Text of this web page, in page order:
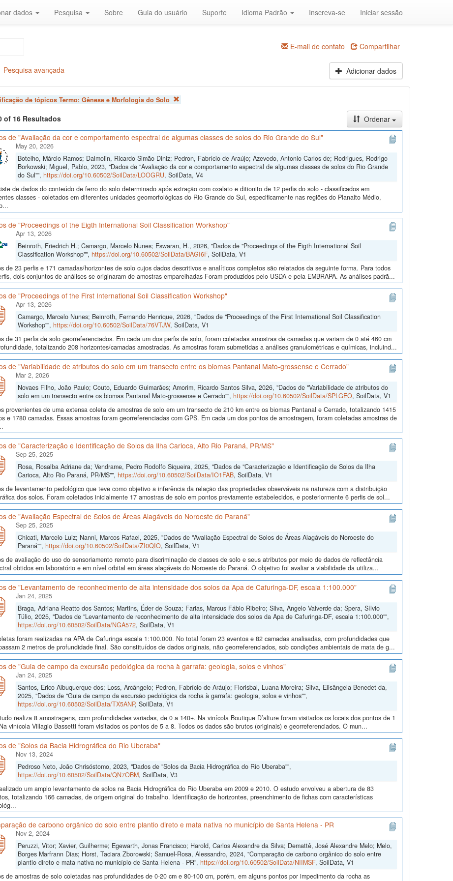
dados Pesquisa Sobre Guia do usuário Suporte Idioma Padrão Inscreva-se Iniciar sessão
E-mail de contato Compartilhar
Pesquisa avançada Adicionar dados
de tópicos Termo: Gênese e Morfologia do Solo
of 16 Resultados
Ordenar
de "Avaliação da cor e comportamento espectral de algumas classes de solos do Rio Grande do Sul"
May 20, 2026
Botelho, Márcio Ramos; Dalmolin, Ricardo Simão Diniz; Pedron, Fabrício de Araújo; Azevedo, Antonio Carlos de; Rodrigues, Rodrigo
Borkowski; Miguel, Pablo, 2023, "Dados de "Avaliação da cor e comportamento espectral de algumas classes de solos do Rio Grande
do Sul"", https://doi.org/10.60502/SoilData/LOOGRU, SoilData, V4
de dados do conteúdo de ferro do solo determinado após extração com oxalato e ditionito de 12 perfis do solo - classificados em
classes - coletados em diferentes unidades geomorfológicas do Rio Grande do Sul, especificamente nas regiões do Planalto Médio,
de "Proceedings of the Eigth International Soil Classification Workshop"
Apr 13, 2026
Beinroth, Friedrich H.; Camargo, Marcelo Nunes; Eswaran, H., 2026, "Dados de "Proceedings of the Eigth International Soil
Classification Workshop"", https://doi.org/10.60502/SoilData/BAGI6F, SoilData, V1
de 23 perfis e 171 camadas/horizontes de solo cujos dados descritivos e analíticos completos são relatados da seguinte forma. Para todos
dois conjuntos de análises se originaram de amostras emparelhadas Foram produzidos pelo USDA e pela EMBRAPA. As análises padrã...
de "Proceedings of the First International Soil Classification Workshop"
Apr 13, 2026
Camargo, Marcelo Nunes; Beinroth, Fernando Henrique, 2026, "Dados de "Proceedings of the First International Soil Classification
Workshop"", https://doi.org/10.60502/SoilData/76VTJW, SoilData, V1
de 31 perfis de solo georreferenciados. Em cada um dos perfis de solo, foram coletadas amostras de camadas que variam de 0 até 460 cm
totalizando 208 horizontes/camadas amostradas. As amostras foram submetidas a análises granulométricas e químicas, incluind...
de "Variabilidade de atributos do solo em um transecto entre os biomas Pantanal Mato-grossense e Cerrado"
Mar 2, 2026
Novaes Filho, João Paulo; Couto, Eduardo Guimarães; Amorim, Ricardo Santos Silva, 2026, "Dados de "Variabilidade de atributos do
solo em um transecto entre os biomas Pantanal Mato-grossense e Cerrado"", https://doi.org/10.60502/SoilData/SPLGEO, SoilData, V1
provenientes de uma extensa coleta de amostras de solo em um transecto de 210 km entre os biomas Pantanal e Cerrado, totalizando 1415
e 1780 camadas. Essas amostras foram georreferenciadas com GPS. Em cada um dos pontos de amostragem, foram coletadas amostras de
de "Caracterização e Identificação de Solos da Ilha Carioca, Alto Rio Paraná, PR/MS"
Sep 25, 2025
Rosa, Rosalba Adriane da; Vendrame, Pedro Rodolfo Siqueira, 2025, "Dados de "Caracterização e Identificação de Solos da Ilha
Carioca, Alto Rio Paraná, PR/MS"", https://doi.org/10.60502/SoilData/IO1FAB, SoilData, V1
de levantamento pedológico que teve como objetivo a inferência da relação das propriedades observáveis na natureza com a distribuição
dos solos. Foram coletados inicialmente 17 amostras de solo em pontos previamente estabelecidos, e posteriormente 6 perfis de sol...
de "Avaliação Espectral de Solos de Áreas Alagáveis do Noroeste do Paraná"
Sep 25, 2025
Chicati, Marcelo Luiz; Nanni, Marcos Rafael, 2025, "Dados de "Avaliação Espectral de Solos de Áreas Alagáveis do Noroeste do
Paraná"", https://doi.org/10.60502/SoilData/ZI0QIO, SoilData, V1
de avaliação do uso do sensoriamento remoto para discriminação de classes de solo e seus atributos por meio de dados de reflectância
obtidos em laboratório e em nível orbital em áreas alagáveis do Noroeste do Paraná. O objetivo foi avaliar a viabilidade da utiliza...
de "Levantamento de reconhecimento de alta intensidade dos solos da Apa de Cafuringa-DF, escala 1:100.000"
Jan 24, 2025
Braga, Adriana Reatto dos Santos; Martins, Éder de Souza; Farias, Marcus Fábio Ribeiro; Silva, Angelo Valverde da; Spera, Sílvio
Túlio, 2025, "Dados de "Levantamento de reconhecimento de alta intensidade dos solos da Apa de Cafuringa-DF, escala 1:100.000"",
https://doi.org/10.60502/SoilData/NGA572, SoilData, V1
foram realizadas na APA de Cafuringa escala 1:100.000. No total foram 23 eventos e 82 camadas analisadas, com profundidades que
2 metros de profundidade final. São constituídos de dados originais, não georreferenciados, sob condições ambientais de mata de g...
de "Guia de campo da excursão pedológica da rocha à garrafa: geologia, solos e vinhos"
Jan 24, 2025
Santos, Erico Albuquerque dos; Loss, Arcângelo; Pedron, Fabrício de Aráujo; Florisbal, Luana Moreira; Silva, Elisângela Benedet da,
2025, "Dados de "Guia de campo da excursão pedológica da rocha à garrafa: geologia, solos e vinhos"",
https://doi.org/10.60502/SoilData/TX5ANP, SoilData, V1
realiza 8 amostragens, com profundidades variadas, de 0 a 140+. Na vinícola Boutique D’alture foram visitados os locais dos pontos de 1
vinícola Villagio Bassetti foram visitados os pontos de 5 a 8. Todos os dados são brutos (originais) e georreferenciados. O mun...
de "Solos da Bacia Hidrográfica do Rio Uberaba"
Nov 13, 2024
Pedroso Neto, João Chrisóstomo, 2023, "Dados de "Solos da Bacia Hidrográfica do Rio Uberaba"",
https://doi.org/10.60502/SoilData/QN7OBM, SoilData, V3
um amplo levantamento de solos na Bacia Hidrográfica do Rio Uberaba em 2009 e 2010. O estudo envolveu a abertura de 83
totalizando 166 camadas, de origem original do trabalho. Identificação de horizontes, preenchimento de fichas com características
de carbono orgânico do solo entre plantio direto e mata nativa no município de Santa Helena - PR
Nov 2, 2024
Peruzzi, Vitor; Xavier, Guilherme; Egewarth, Jonas Francisco; Harold, Carlos Alexandre da Silva; Demattê, José Alexandre Melo; Melo,
Borges Marfrann Dias; Horst, Taciara Zborowski; Samuel-Rosa, Alessandro, 2024, "Comparação de carbono orgânico do solo entre
plantio direto e mata nativa no município de Santa Helena - PR", https://doi.org/10.60502/SoilData/NIIMSF, SoilData, V1
de amostras de solo coletadas nas profundidades de 0-20 cm e 80-100 cm, porém, em alguns pontos por impedimento da rocha as